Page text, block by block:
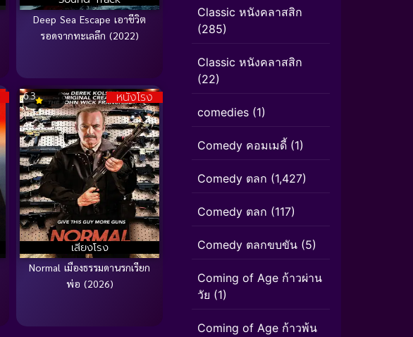
Deep Sea Escape เอาชีวิต
รอดจากทะเลลึก (2022)
หนังโรง
เสียงโรง
6.3
Normal เมืองธรรมดานรกเรียก
พ่อ (2026)
Classic หนังคลาสสิก
(285)
Classic หนังคลาสสิก
(22)
comedies (1)
Comedy คอมเมดี้ (1)
Comedy ตลก (1,427)
Comedy ตลก (117)
Comedy ตลกขบขัน (5)
Coming of Age ก้าวผ่าน
วัย (1)
Coming of Age ก้าวพ้น